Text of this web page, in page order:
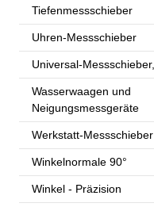
Tiefenmessschieber
Uhren-Messschieber
Universal-
Wasserwaagen und
Neigungsmessgeräte
Werkstatt-Messschieber
Winkelnormale 90°
Winkel - Präzision